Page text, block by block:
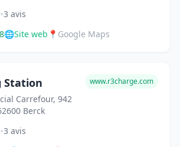
•3 avis
🌐Site web 📍 Google Maps
Station
Carrefour, 942
Berck
www.r3charge.com
•3 avis